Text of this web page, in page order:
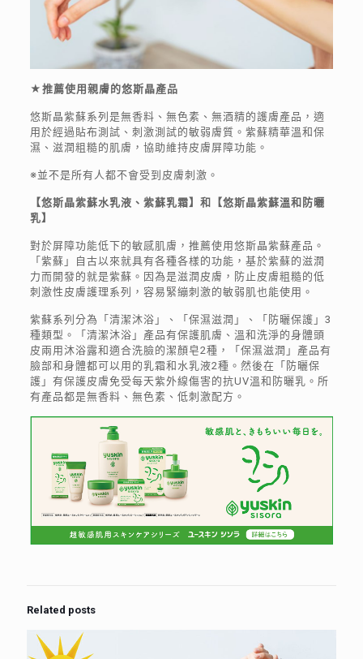
★推薦使用親膚的悠斯晶產品
悠斯晶紫蘇系列是無香料、無色素、無酒精的護膚產品，適
用於經過貼布測試、刺激測試的敏弱膚質。紫蘇精華溫和保
濕、滋潤粗糙的肌膚，協助維持皮膚屏障功能。
※並不是所有人都不會受到皮膚刺激。
【悠斯晶紫蘇水乳液、紫蘇乳霜】和 【悠斯晶紫蘇溫和 防曬
乳】
對於屏障功能低下的敏感肌膚，推薦使用悠斯晶紫蘇產品。
「紫蘇」自古以來就具有各種各樣的功能，基於紫蘇的滋潤
力而開發的就是紫蘇。因為是滋潤皮膚，防止皮膚粗糙的低
刺激性皮膚護理系列，容易緊繃刺激的敏弱肌也能使用。
紫蘇系列分為「清潔沐浴」、「保濕滋潤」、「防曬保護」3
種類型。「清潔沐浴」產品有保護肌膚、溫和洗淨的身體頭
皮兩用沐浴露和適合洗臉的潔顏皂2種，「保濕滋潤」產品有
臉部和身體都可以用的乳霜和水乳液2種。然後在「防曬保
護」有保護皮膚免受每天紫外線傷害的抗UV溫和防曬乳。所
有產品都是無香料、無色素、低刺激配方。
Related posts